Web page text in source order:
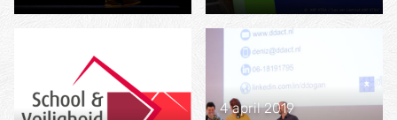
4 april 2019